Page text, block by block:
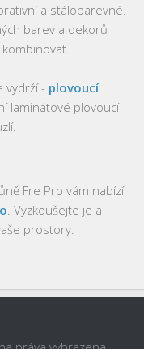
a stálobarevné.
barev a dekorů
vydrží - plovoucí
laminátové plovoucí
Fre Pro vám nabízí
. Vyzkoušejte je a
prostory.